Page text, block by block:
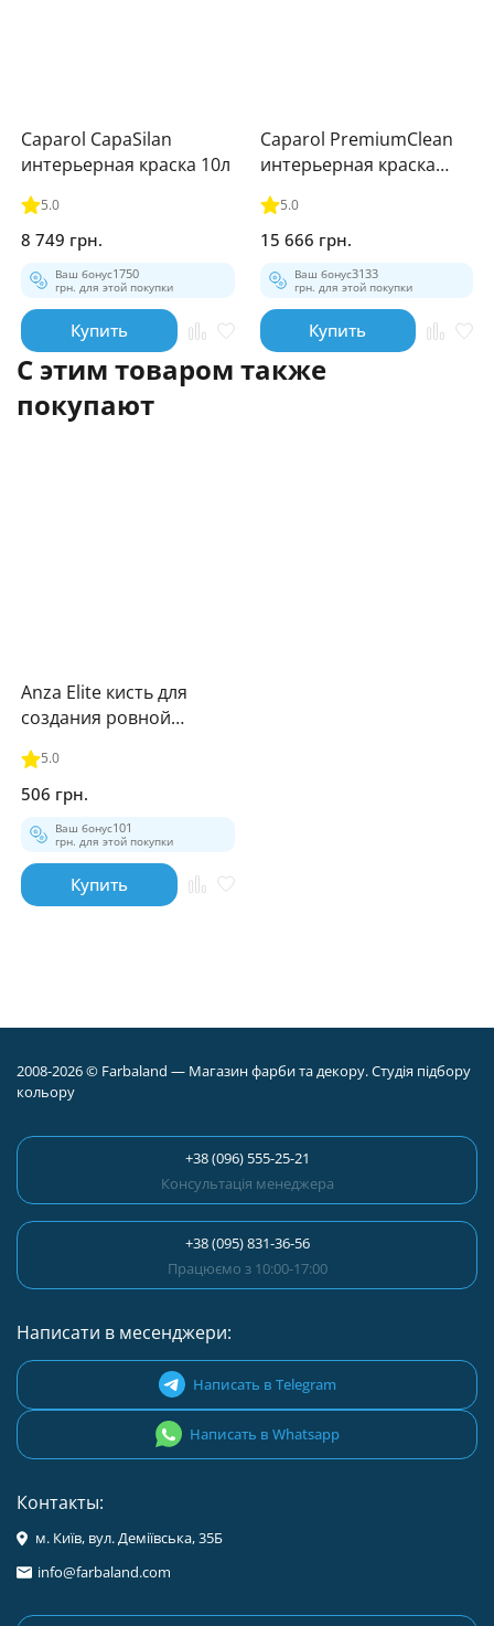
Caparol CapaSilan
интерьерная краска 10л
5.0
8 749 грн.
Ваш бонус1750
грн. для этой покупки
Купить
Caparol PremiumClean
интерьерная краска
12.5л
5.0
15 666 грн.
Ваш бонус3133
грн. для этой покупки
Купить
С этим товаром также
покупают
Anza Elite кисть для
создания ровной
5.0
506 грн.
Ваш бонус101
грн. для этой покупки
Купить
2008-2026 © Farbaland — Магазин фарби та декору. Студія підбору
кольору
+38 (096) 555-25-21
Консультація менеджера
+38 (095) 831-36-56
Працюємо з 10:00-17:00
Написати в месенджери:
Написать в Telegram
Написать в Whatsapp
Контакты:
м. Київ, вул. Деміївська, 35Б
info@farbaland.com